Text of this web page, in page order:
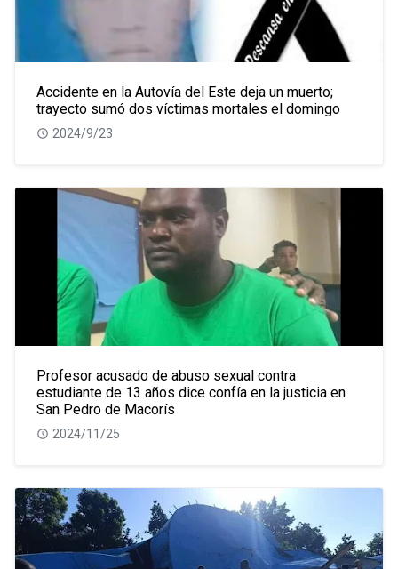
Accidente en la Autovía del Este deja un muerto;
trayecto sumó dos víctimas mortales el domingo
2024/9/23
Profesor acusado de abuso sexual contra
estudiante de 13 años dice confía en la justicia en
San Pedro de Macorís
2024/11/25